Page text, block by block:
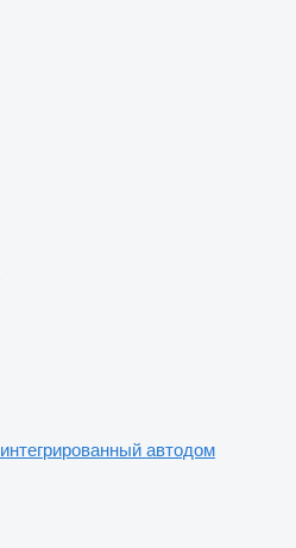
интегрированный автодом